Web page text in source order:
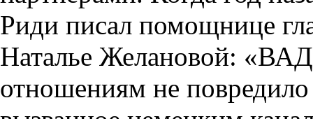
Риди писал помощнице
Наталье Желановой:
отношениям не